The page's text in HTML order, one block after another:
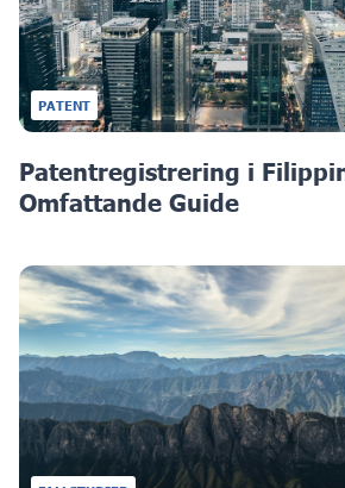
PATENT
Patentregistrering i
Omfattande Guide